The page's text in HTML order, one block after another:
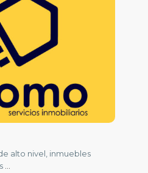
alto nivel, inmuebles